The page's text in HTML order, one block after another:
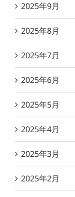
2025年9月
2025年8月
2025年7月
2025年6月
2025年5月
2025年4月
2025年3月
2025年2月